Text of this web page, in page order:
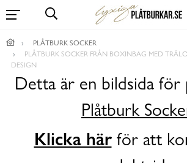
PLÅTBURK SOCKER
PLÅTBURK SOCKER FRÅN BOXINBAG MED
DESIGN
Detta är en bildsida för
Plåtburk
Klicka härför att